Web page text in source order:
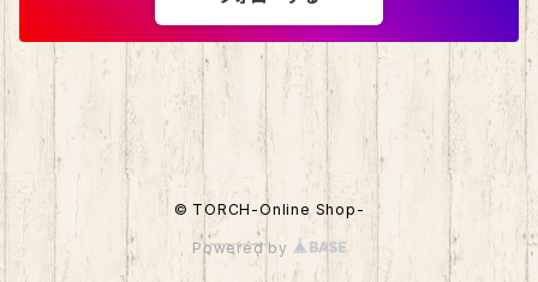
チョコキャット
伊達政宗
ミニオン
東北楽天ゴールデンイーグルス© TORCH-Online Shop-
Powered by